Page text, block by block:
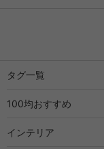
タグ一覧
100均おすすめ
インテリア